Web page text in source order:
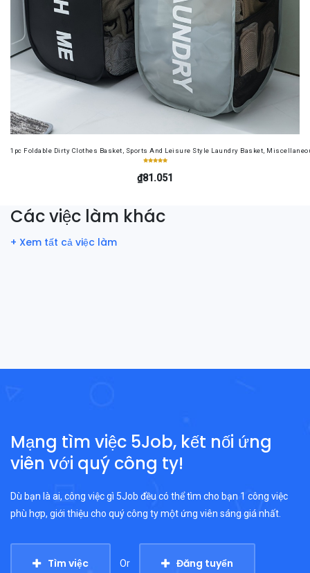
1pc Foldable Dirty Clothes Basket, Sports And Leisure Style Laundry Basket,
₫81.051
Các việc làm khác
+ Xem tất cả việc làm
Mạng tìm việc 5Job, kết nối ứng
viên với quý công ty!
Dù bạn là ai, công việc gì 5Job đều có thể tìm cho bạn 1 công việc
phù hợp, giới thiệu cho quý công ty một ứng viên sáng giá nhất.
Tìm việc Or Đăng tuyển